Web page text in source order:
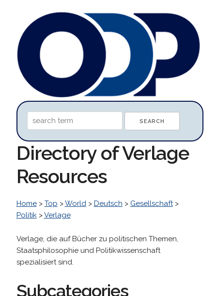
Directory of Verlage
Resources
Home> Top >World> Deutsch > Gesellschaft>
Politik>Verlage
Verlage, die auf Bücher zu politischen Themen,
Staatsphilosophie und Politikwissenschaft
spezialisiert sind.
Subcategories